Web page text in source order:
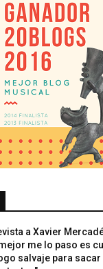
a Xavier
me lo paso es
salvaje para